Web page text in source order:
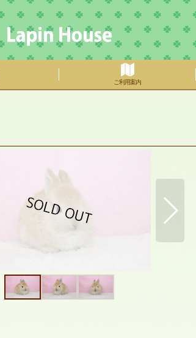
ご利用案内